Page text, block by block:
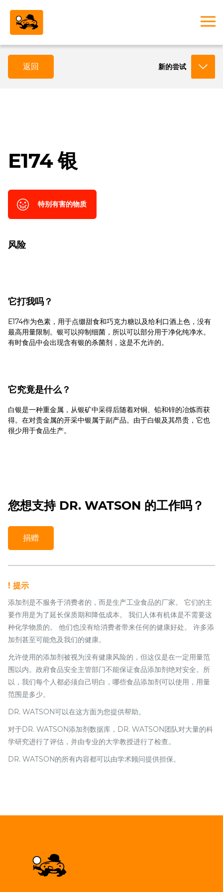
返回 新的尝试
E174 银
特别有害的物质
风险
它打我吗？
E174作为色素，用于点缀甜食和巧克力糖以及给利口酒上色，没有
最高用量限制。银可以抑制细菌，所以可以部分用于净化纯净水。
有时食品中会出现含有银的杀菌剂，这是不允许的。
它究竟是什么？
白银是一种重金属，从银矿中采得后随着对铜、铅和锌的冶炼而获
得。在对贵金属的开采中银属于副产品。由于白银及其昂贵，它也
很少用于食品生产。
您想支持 DR. WATSON 的工作吗？
捐赠
! 提示
添加剂是不服务于消费者的，而是生产工业食品的厂家。 它们的主
要作用是为了延长保质期和降低成本。 我们人体有机体是不需要这
种化学物质的。 他们也没有给消费者带来任何的健康好处。 许多添
加剂甚至可能危及我们的健康。
允许使用的添加剂被视为没有健康风险的，但这仅是在一定用量范
围以内。政府食品安全主管部门不能保证食品添加剂绝对安全。所
以，我们每个人都必须自己明白，哪些食品添加剂可以使用，用量
范围是多少。
DR. WATSON可以在这方面为您提供帮助。
对于DR. WATSON添加剂数据库，DR. WATSON团队对大量的科
学研究进行了评估，并由专业的大学教授进行了检查。
DR. WATSON的所有内容都可以由学术顾问提供担保。